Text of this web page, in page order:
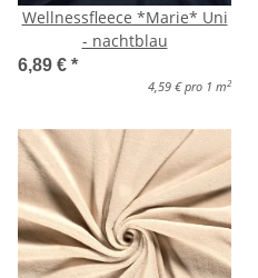
Wellnessfleece *Marie* Uni
- nachtblau
6,89 € *
4,59 € pro 1 m 2